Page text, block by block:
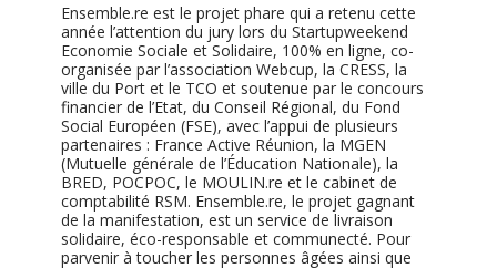
Ensemble.re est le projet phare qui a retenu cette
année l’attention du jury lors du Startupweekend
Economie Sociale et Solidaire, 100% en ligne, co-
organisée par l’association Webcup, la CRESS, la
ville du Port et le TCO et soutenue par le concours
financier de l’Etat, du Conseil Régional, du Fond
Social Européen (FSE), avec l’appui de plusieurs
partenaires : France Active Réunion, la MGEN
(Mutuelle générale de l’Éducation Nationale), la
BRED, POCPOC, le MOULIN.re et le cabinet de
comptabilité RSM. Ensemble.re, le projet gagnant
de la manifestation, est un service de livraison
solidaire, éco-responsable et communecté. Pour
parvenir à toucher les personnes âgées ainsi que